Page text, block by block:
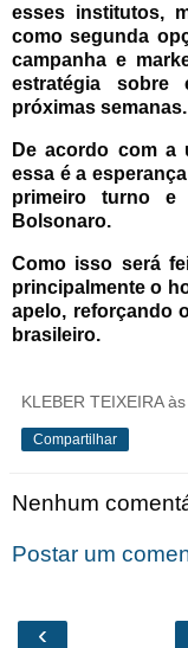
esses institutos,
como segunda
campanha e
estratégia sobre
próximas semanas.
De acordo com a
essa é a
primeiro turno e
Bolsonaro.
Como isso será
principalmente o
apelo, reforçando
brasileiro.
KLEBER TEIXEIRA às
Compartilhar
Nenhum
Postar um
‹